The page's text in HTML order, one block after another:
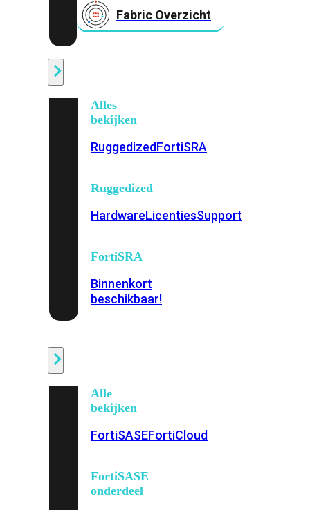
Fabric Overzicht
Alles
bekijken
RuggedizedFortiSRA
Ruggedized
HardwareLicentiesSupport
FortiSRA
Binnenkort
beschikbaar!
Alle
bekijken
FortiSASEFortiCloud
FortiSASE
onderdeel